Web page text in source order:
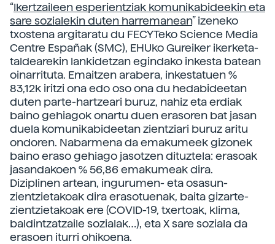
“Ikertzaileen esperientziak komunikabideekin eta
sare sozialekin duten harremanean” izeneko
txostena argitaratu du FECYTeko Science Media
Centre Españak (SMC), EHUko Gureiker ikerketa-
taldearekin lankidetzan egindako inkesta batean
oinarrituta. Emaitzen arabera, inkestatuen %
83,12k iritzi ona edo oso ona du hedabideetan
duten parte-hartzeari buruz, nahiz eta erdiak
baino gehiagok onartu duen erasoren bat jasan
duela komunikabideetan zientziari buruz aritu
ondoren. Nabarmena da emakumeek gizonek
baino eraso gehiago jasotzen dituztela: erasoak
jasandakoen % 56,86 emakumeak dira.
Diziplinen artean, ingurumen- eta osasun-
zientzietakoak dira erasotuenak, baita gizarte-
zientzietakoak ere (COVID-19, txertoak, klima,
baldintzatzaile sozialak…), eta X sare soziala da
erasoen iturri ohikoena.